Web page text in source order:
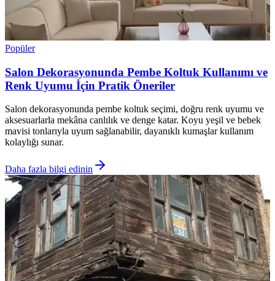
Popüler
Salon Dekorasyonunda Pembe Koltuk Kullanımı ve
Renk Uyumu İçin Pratik Öneriler
Salon dekorasyonunda pembe koltuk seçimi, doğru renk uyumu ve
aksesuarlarla mekâna canlılık ve denge katar. Koyu yeşil ve bebek
mavisi tonlarıyla uyum sağlanabilir, dayanıklı kumaşlar kullanım
kolaylığı sunar.
Daha fazla bilgi edinin